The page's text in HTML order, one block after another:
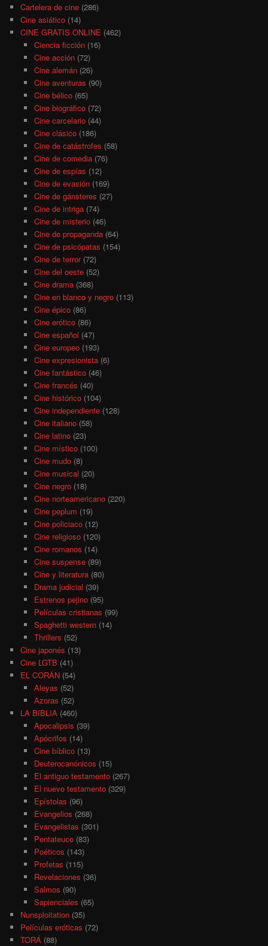
Cartelera de cine (286)
Cine asiático (14)
CINE GRATIS ONLINE (462)
Ciencia ficción(16)
Cine acción(72)
Cine alemán(26)
Cine aventuras (90)
Cine bélico(65)
Cine biográfico(72)
Cine carcelario(44)
Cine clásico(186)
Cine de catástrofes (58)
Cine de comedia(76)
Cine de espías (12)
Cine de evasión(169)
Cine de gánsteres (27)
Cine de intriga(74)
Cine de misterio(46)
Cine de propaganda(64)
Cine de psicópatas (154)
Cine de terror(72)
Cine del oeste(52)
Cine drama(368)
Cine en blanco y negro(113)
Cine épico(86)
Cine erótico(86)
Cine español (47)
Cine europeo(193)
Cine expresionista(6)
Cine fantástico(46)
Cine francés (40)
Cine histórico(104)
Cine independiente(128)
Cine italiano(58)
Cine latino(23)
Cine místico(100)
Cine mudo(8)
Cine musical (20)
Cine negro(18)
Cine norteamericano(220)
Cine peplum (19)
Cine policiaco(12)
Cine religioso(120)
Cine romanos (14)
Cine suspense(89)
Cine y literatura(80)
Drama judicial (39)
Estrenos pejino(95)
Películas cristianas (99)
Spaghetti western(14)
Thrillers (52)
Cine japonés (13)
Cine LGTB (41)
EL CORÁN (54)
Aleyas (52)
Azoras (52)
LA BIBLIA (460)
Apocalipsis (39)
Apócrifos (14)
Cine bíblico(13)
Deuterocanónicos (15)
El antiguo testamento(267)
El nuevo testamento(329)
Epístolas (96)
Evangelios (268)
Evangelistas (301)
Pentateuco(83)
Poéticos (143)
Profetas (115)
Revelaciones (36)
Salmos (90)
Sapienciales (65)
Nunsploitation (35)
Películas eróticas (72)
TORÁ (88)